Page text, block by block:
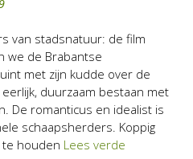
van stadsnatuur: de film
we de Brabantse
met zijn kudde over de
duurzaam bestaan met
De romanticus en idealist is
schaapsherders. Koppig
houden Lees verde